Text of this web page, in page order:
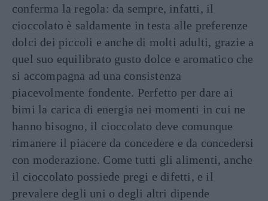
conferma la regola: da sempre, infatti, il
cioccolato è saldamente in testa alle preferenze
dolci dei piccoli e anche di molti adulti, grazie a
quel suo equilibrato gusto dolce e aromatico che
si accompagna ad una consistenza
piacevolmente fondente. Perfetto per dare ai
bimi la carica di energia nei momenti in cui ne
hanno bisogno, il cioccolato deve comunque
rimanere il piacere da concedere e da concedersi
con moderazione. Come tutti gli alimenti, anche
il cioccolato possiede pregi e difetti, e il
prevalere degli uni o degli altri dipende